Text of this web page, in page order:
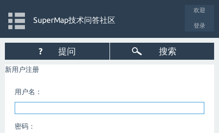
欢迎
登录
SuperMap技术问答社区
? 提问 搜索
新用户注册
用户名：
密码：